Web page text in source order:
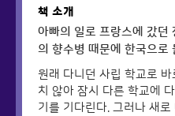
책 소개
아빠의 일로 프랑스에 갔던
의 향수병 때문에 한국으로
원래 다니던 사립 학교로
치 않아 잠시 다른 학교에
기를 기다린다. 그러나 새로